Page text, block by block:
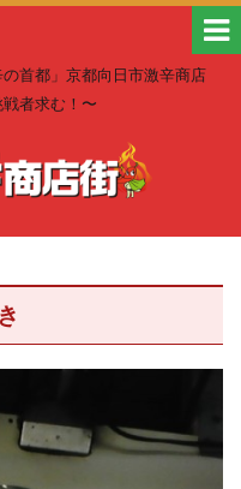
首都」京都向日市激辛商店
者求む！〜